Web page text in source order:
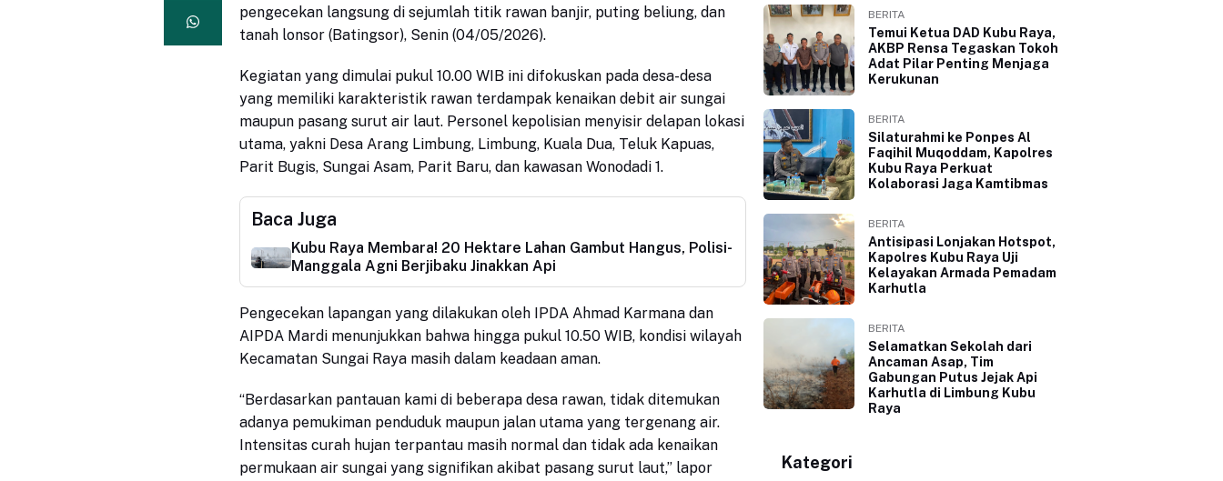
pengecekan langsung di sejumlah titik rawan banjir, puting beliung, dan
tanah lonsor (Batingsor), Senin (04/05/2026).
Kegiatan yang dimulai pukul 10.00 WIB ini difokuskan pada desa-desa
yang memiliki karakteristik rawan terdampak kenaikan debit air sungai
maupun pasang surut air laut. Personel kepolisian menyisir delapan lokasi
utama, yakni Desa Arang Limbung, Limbung, Kuala Dua, Teluk Kapuas,
Parit Bugis, Sungai Asam, Parit Baru, dan kawasan Wonodadi 1.
Baca Juga
Kubu Raya Membara! 20 Hektare Lahan Gambut Hangus, Polisi-
Manggala Agni Berjibaku Jinakkan Api
Pengecekan lapangan yang dilakukan oleh IPDA Ahmad Karmana dan
AIPDA Mardi menunjukkan bahwa hingga pukul 10.50 WIB, kondisi wilayah
Kecamatan Sungai Raya masih dalam keadaan aman.
“Berdasarkan pantauan kami di beberapa desa rawan, tidak ditemukan
adanya pemukiman penduduk maupun jalan utama yang tergenang air.
Intensitas curah hujan terpantau masih normal dan tidak ada kenaikan
permukaan air sungai yang signifikan akibat pasang surut laut,” lapor
BERITA
Temui Ketua DAD Kubu Raya,
AKBP Rensa Tegaskan Tokoh
Adat Pilar Penting Menjaga
Kerukunan
BERITA
Silaturahmi ke Ponpes Al
Faqihil Muqoddam, Kapolres
Kubu Raya Perkuat
Kolaborasi Jaga Kamtibmas
BERITA
Antisipasi Lonjakan Hotspot,
Kapolres Kubu Raya Uji
Kelayakan Armada Pemadam
Karhutla
BERITA
Selamatkan Sekolah dari
Ancaman Asap, Tim
Gabungan Putus Jejak Api
Karhutla di Limbung Kubu
Raya
Kategori